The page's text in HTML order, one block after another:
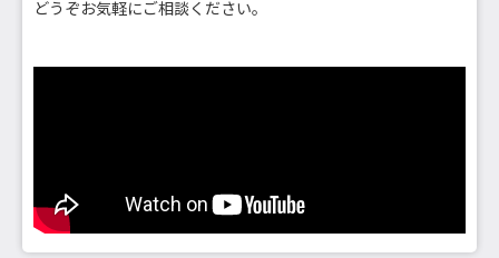
どうぞお気軽にご相談ください。